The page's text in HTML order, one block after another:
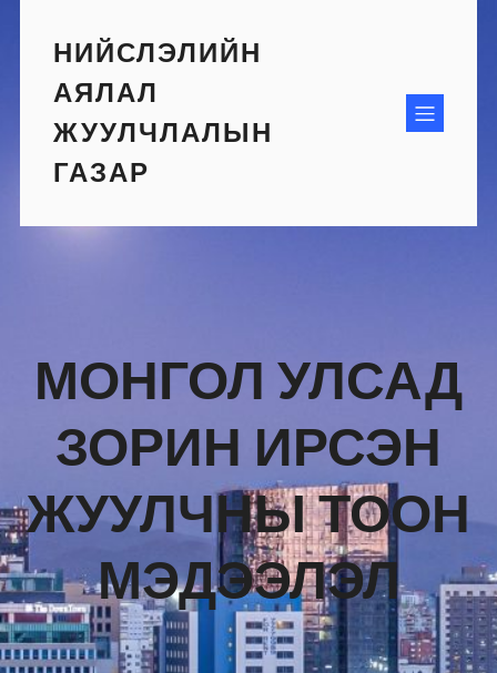
contentНИЙСЛЭЛИЙН
АЯЛАЛ
ЖУУЛЧЛАЛЫН
ГАЗАР
МОНГОЛ УЛСАД
ЗОРИН ИРСЭН
ЖУУЛЧНЫ ТООН
МЭДЭЭЛЭЛ